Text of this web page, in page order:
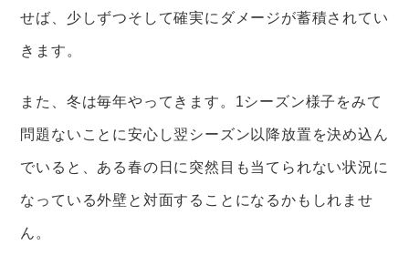
せば、少しずつそして確実にダメージが蓄積されてい
きます。
また、冬は毎年やってきます。1シーズン様子をみて
問題ないことに安心し翌シーズン以降放置を決め込ん
でいると、ある春の日に突然目も当てられない状況に
なっている外壁と対面することになるかもしれませ
ん。